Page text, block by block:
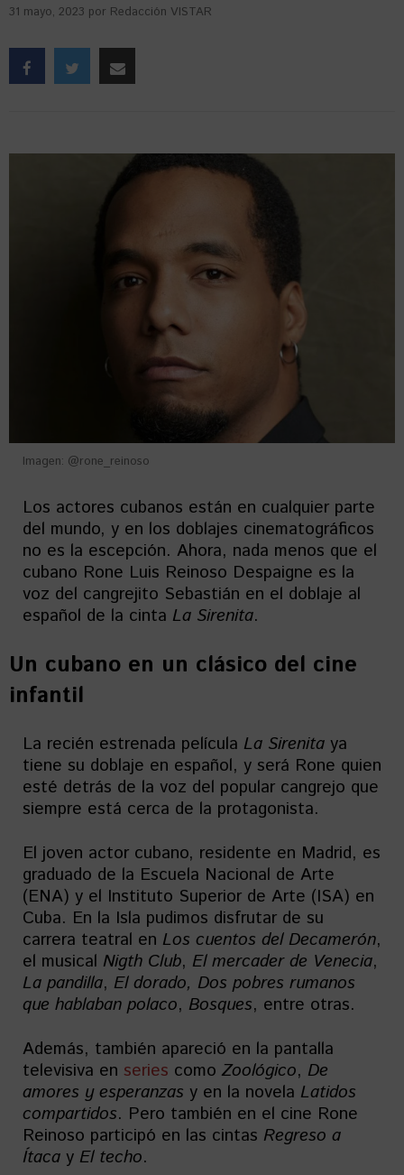
31 mayo, 2023 por Redacción VISTAR
Imagen: @rone_reinoso
Los actores cubanos están en cualquier parte
del mundo, y en los doblajes cinematográficos
no es la escepción. Ahora, nada menos que el
cubano Rone Luis Reinoso Despaigne es la
voz del cangrejito Sebastián en el doblaje al
español de la cinta La Sirenita.
Un cubano en un clásico del cine
infantil
La recién estrenada película La Sirenita ya
tiene su doblaje en español, y será Rone quien
esté detrás de la voz del popular cangrejo que
siempre está cerca de la protagonista.
El joven actor cubano, residente en Madrid, es
graduado de la Escuela Nacional de Arte
(ENA) y el Instituto Superior de Arte (ISA) en
Cuba. En la Isla pudimos disfrutar de su
carrera teatral en Los cuentos del Decamerón,
el musical Nigth Club, El mercader de Venecia,
La pandilla, El dorado, Dos pobres rumanos
que hablaban polaco, Bosques, entre otras.
Además, también apareció en la pantalla
televisiva en series como Zoológico, De
amores y esperanzas y en la novela Latidos
compartidos. Pero también en el cine Rone
Reinoso participó en las cintas Regreso a
Ítaca y El techo.